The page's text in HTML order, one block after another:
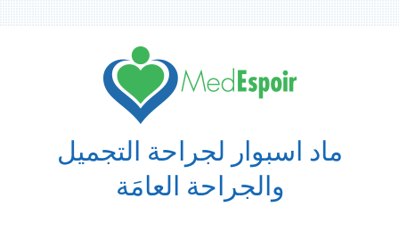
ماد اسبوار لجراحة التجميل
والجراحة العامَة